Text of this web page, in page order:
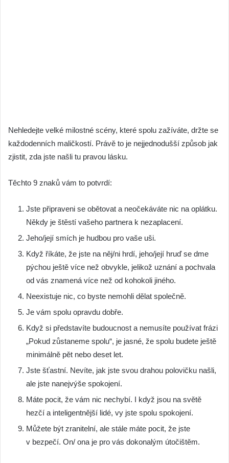
Nehledejte velké milostné scény, které spolu zažíváte, držte se
každodenních maličkostí. Právě to je nejjednodušší způsob jak
zjistit, zda jste našli tu pravou lásku.
Těchto 9 znaků vám to potvrdí:
Jste připraveni se obětovat a neočekáváte nic na oplátku.
Někdy je štěstí vašeho partnera k nezaplacení.
Jeho/její smích je hudbou pro vaše uši.
Když říkáte, že jste na něj/ni hrdí, jeho/její hruď se dme
pýchou ještě více než obvykle, jelikož uznání a pochvala
od vás znamená více než od kohokoli jiného.
Neexistuje nic, co byste nemohli dělat společně.
Je vám spolu opravdu dobře.
Když si představíte budoucnost a nemusíte používat frázi
„Pokud zůstaneme spolu“, je jasné, že spolu budete ještě
minimálně pět nebo deset let.
Jste šťastní. Nevíte, jak jste svou drahou polovičku našli,
ale jste nanejvýše spokojení.
Máte pocit, že vám nic nechybí. I když jsou na světě
hezčí a inteligentnější lidé, vy jste spolu spokojení.
Můžete být zranitelní, ale stále máte pocit, že jste
v bezpečí. On/ ona je pro vás dokonalým útočištěm.